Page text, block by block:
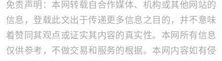
免责声明：本网转载自合作媒体、机构或其他网站的
信息，登载此文出于传递更多信息之目的，并不意味
着赞同其观点或证实其内容的真实性。本网所有信息
仅供参考，不做交易和服务的根据。本网内容如有侵